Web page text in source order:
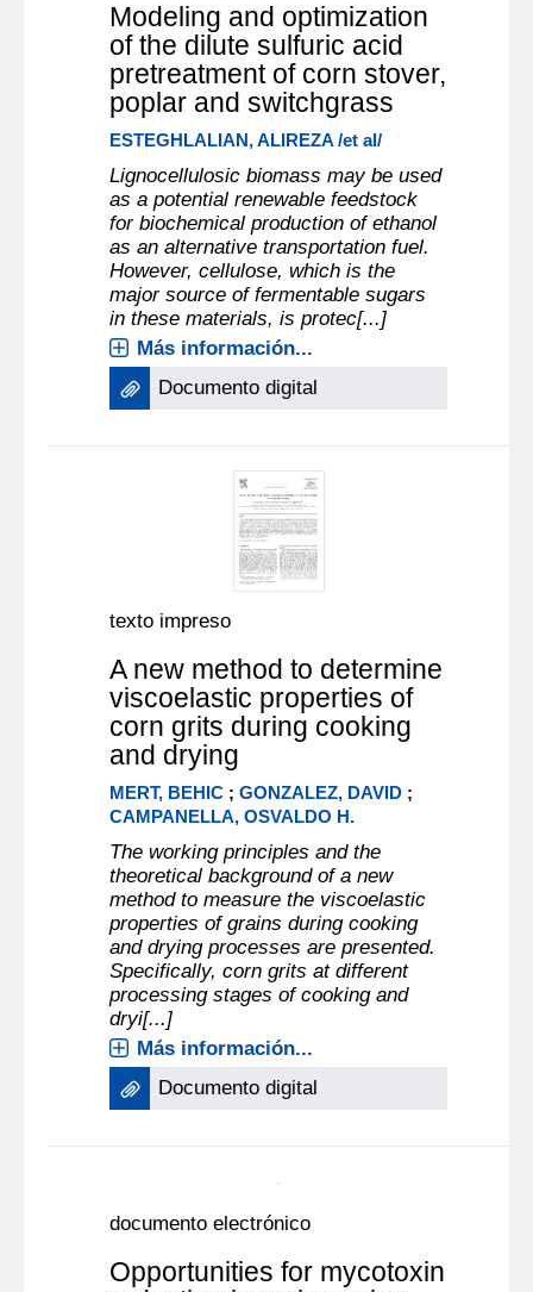
Modeling and optimization
of the dilute sulfuric acid
pretreatment of corn stover,
poplar and switchgrass
ESTEGHLALIAN, ALIREZA /et al/
Lignocellulosic biomass may be used
as a potential renewable feedstock
for biochemical production of ethanol
as an alternative transportation fuel.
However, cellulose, which is the
major source of fermentable sugars
in these materials, is protec[...]
Más información...
Documento digital
texto impreso
A new method to determine
viscoelastic properties of
corn grits during cooking
and drying
MERT, BEHIC ;GONZALEZ, DAVID ;
CAMPANELLA, OSVALDO H.
The working principles and the
theoretical background of a new
method to measure the viscoelastic
properties of grains during cooking
and drying processes are presented.
Specifically, corn grits at different
processing stages of cooking and
dryi[...]
Más información...
Documento digital